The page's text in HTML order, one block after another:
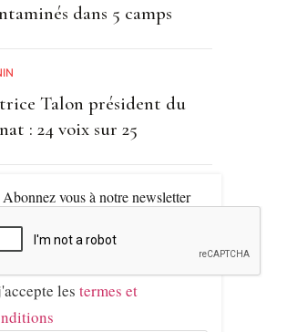
dans 5 camps
Talon président du
: 24 voix sur 25
Abonnez vous à notre newsletter
les termes et